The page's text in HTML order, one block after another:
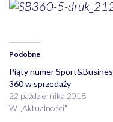
Podobne
Piąty numer
360 w sprzedaży
22 października 2018
W „Aktualności"